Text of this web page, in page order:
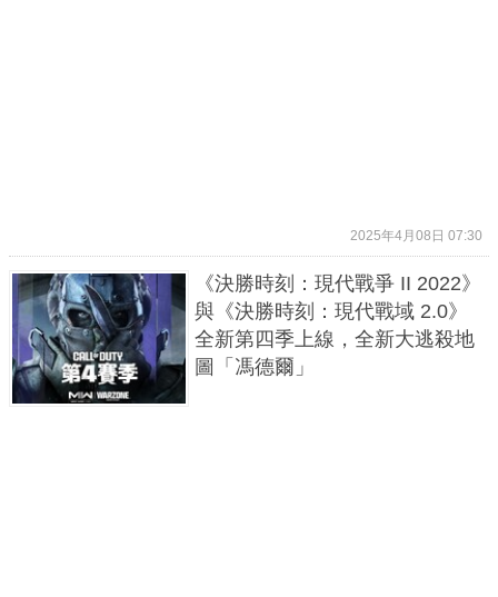
2025年4月08日 07:30
《決勝時刻：現代戰爭 II 2022》
與《決勝時刻：現代戰域 2.0》
全新第四季上線，全新大逃殺地
圖「馮德爾」